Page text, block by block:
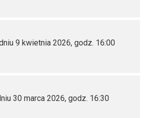
9 kwietnia 2026, godz. 16:00
30 marca 2026, godz. 16:30